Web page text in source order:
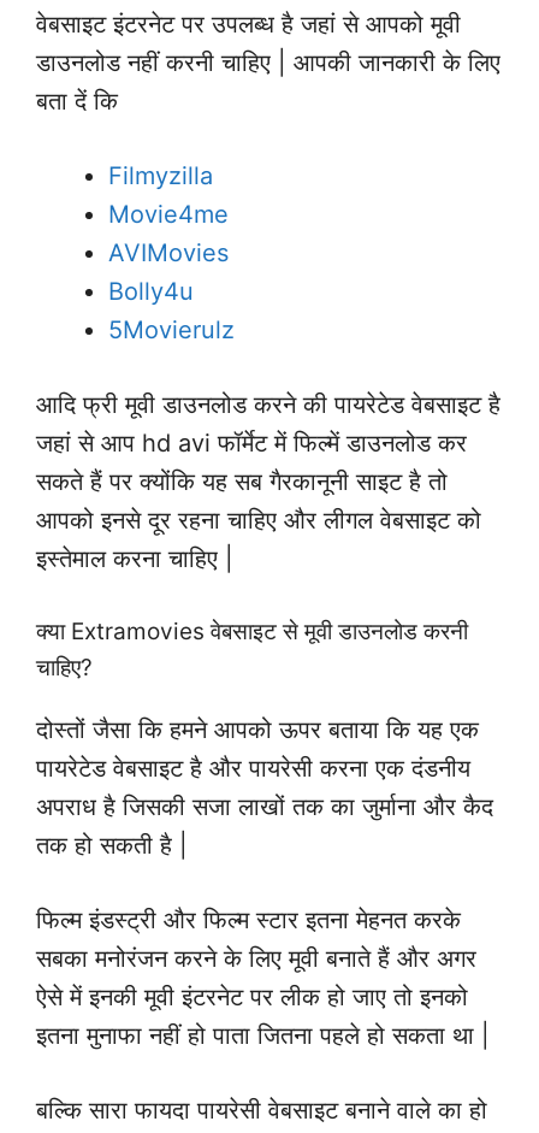
वेबसाइट इंटरनेट पर उपलब्ध है जहां से आपको मूवी
डाउनलोड नहीं करनी चाहिए | आपकी जानकारी के लिए
बता दें कि
Filmyzilla
Movie4me
AVIMovies
Bolly4u
5Movierulz
आदि फ्री मूवी डाउनलोड करने की पायरेटेड वेबसाइट है
जहां से आप hd avi फॉर्मेट में फिल्में डाउनलोड कर
सकते हैं पर क्योंकि यह सब गैरकानूनी साइट है तो
आपको इनसे दूर रहना चाहिए और लीगल वेबसाइट को
इस्तेमाल करना चाहिए |
क्या Extramovies वेबसाइट से मूवी डाउनलोड करनी
चाहिए?
दोस्तों जैसा कि हमने आपको ऊपर बताया कि यह एक
पायरेटेड वेबसाइट है और पायरेसी करना एक दंडनीय
अपराध है जिसकी सजा लाखों तक का जुर्माना और कैद
तक हो सकती है |
फिल्म इंडस्ट्री और फिल्म स्टार इतना मेहनत करके
सबका मनोरंजन करने के लिए मूवी बनाते हैं और अगर
ऐसे में इनकी मूवी इंटरनेट पर लीक हो जाए तो इनको
इतना मुनाफा नहीं हो पाता जितना पहले हो सकता था |
बल्कि सारा फायदा पायरेसी वेबसाइट बनाने वाले का हो